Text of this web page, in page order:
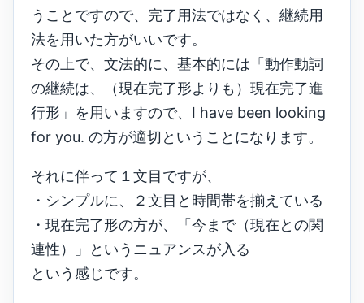
うことですので、完了用法ではなく、継続用
法を用いた方がいいです。
その上で、文法的に、基本的には「動作動詞
の継続は、（現在完了形よりも）現在完了進
行形」を用いますので、I have been looking
for you. の方が適切ということになります。
それに伴って１文目ですが、
・シンプルに、２文目と時間帯を揃えている
・現在完了形の方が、「今まで（現在との関
連性）」というニュアンスが入る
という感じです。